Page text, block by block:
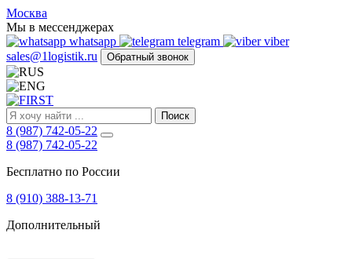
FIRST
Адрес
и
телефон:
Москва,
Алтуфьевское
ш.
д.
48,
корпус
2,
офис
127549
Россия
Москва
Мы в мессенджерах
whatsapp
telegram
viber
sales@1logistik.ru
Обратный звонок
Поиск
8 (987) 742-05-22
8 (987) 742-05-22
Бесплатно по России
8 (910) 388-13-71
Дополнительный